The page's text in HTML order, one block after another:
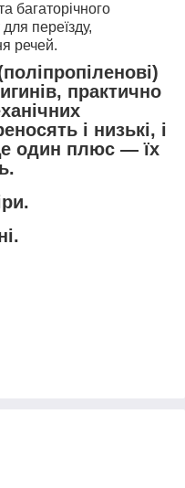
багаторічного
переїзду,
речей.
практично
і низькі, і
один плюс — їх